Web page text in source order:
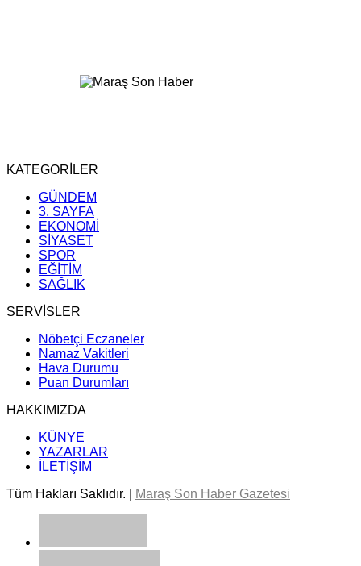
KATEGORİLER
GÜNDEM
3. SAYFA
EKONOMİ
SİYASET
SPOR
EĞİTİM
SAĞLIK
SERVİSLER
Nöbetçi Eczaneler
Namaz Vakitleri
Hava Durumu
Puan Durumları
HAKKIMIZDA
KÜNYE
YAZARLAR
İLETİŞİM
Tüm Hakları Saklıdır. |
Maraş Son Haber Gazetesi